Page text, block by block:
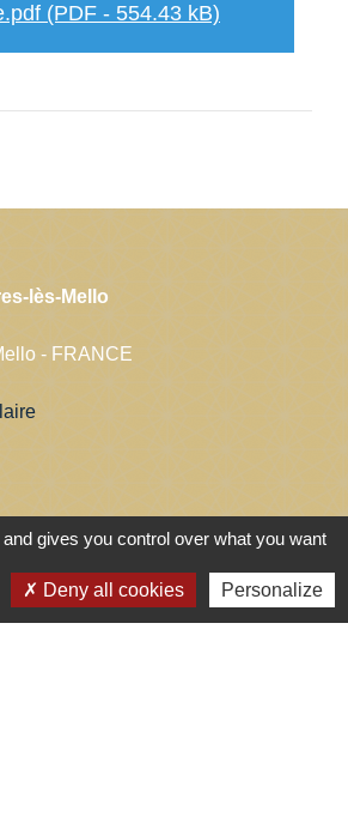
(PDF - 554.43 kB)
lès-Mello
- FRANCE
gives you control over what you want
Deny all cookies Personalize